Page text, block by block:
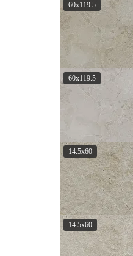
60x119.5
60x119.5
14.5x60
14.5x60